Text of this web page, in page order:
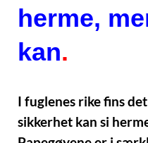
herme,
kan.
I fuglenes rike fins
sikkerhet kan si